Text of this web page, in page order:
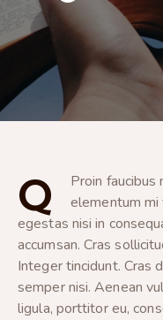
Q
Proin faucibus
elementum mi
egestas nisi in
accumsan. Cras
Integer tincidunt. Cras
semper nisi. Aenean
ligula, porttitor eu,